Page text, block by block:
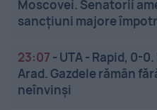
Moscovei. Senatorii
sancțiuni majore
23:07 - UTA - Rapid, 0-
Arad. Gazdele rămân
neînvinși